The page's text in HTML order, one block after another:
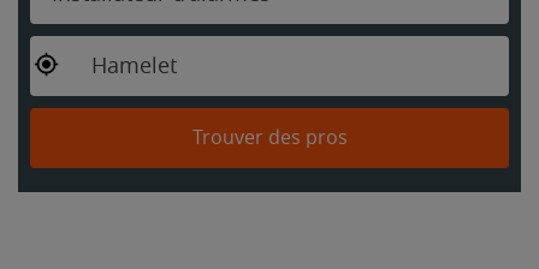
Hamelet
Trouver des pros